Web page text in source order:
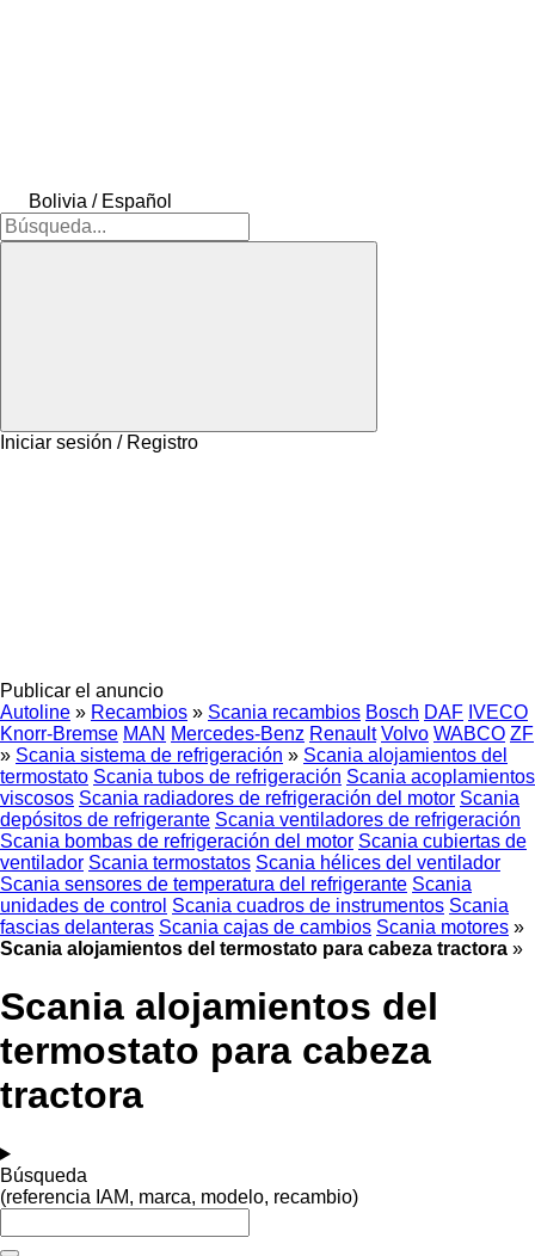
Bolivia / Español
Iniciar sesión / Registro
Publicar el anuncio
Autoline » Recambios » Scania recambios Bosch DAF IVECO
Knorr-Bremse MAN Mercedes-Benz Renault Volvo WABCO ZF
» Scania sistema de refrigeración » Scania alojamientos del
termostato Scania tubos de refrigeración Scania acoplamientos
viscosos Scania radiadores de refrigeración del motor Scania
depósitos de refrigerante Scania ventiladores de refrigeración
Scania bombas de refrigeración del motor Scania cubiertas de
ventilador Scania termostatos Scania hélices del ventilador
Scania sensores de temperatura del refrigerante Scania
unidades de control Scania cuadros de instrumentos Scania
fascias delanteras Scania cajas de cambios Scania motores »
Scania alojamientos del termostato para cabeza tractora »
Scania alojamientos del
termostato para cabeza
tractora
Búsqueda
(referencia IAM, marca, modelo, recambio)